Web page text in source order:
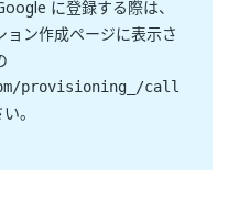
に登録する際は、
ョン作成ページに表示さ
provisioning_/call
。